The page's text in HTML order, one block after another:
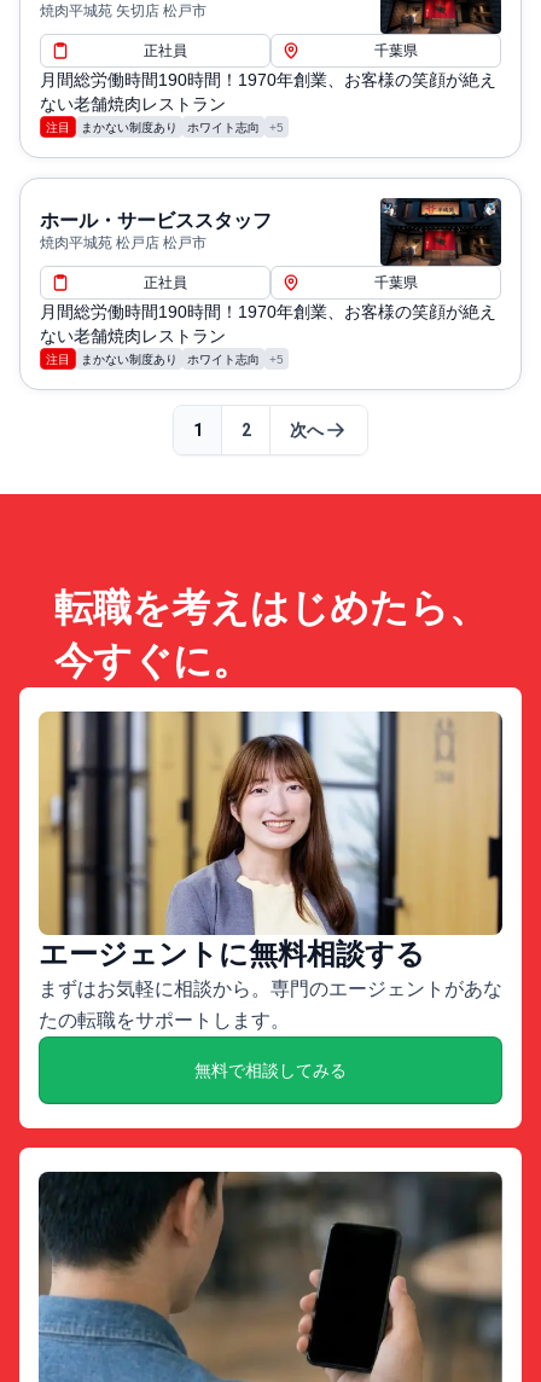
焼肉平城苑 矢切店 松戸市
正社員 千葉県
月間総労働時間190時間！1970年創業、お客様の笑顔が絶え
ない老舗焼肉レストラン
注目 まかない制度あり ホワイト志向 +5
ホール・サービススタッフ
焼肉平城苑 松戸店 松戸市
正社員 千葉県
月間総労働時間190時間！1970年創業、お客様の笑顔が絶え
ない老舗焼肉レストラン
注目 まかない制度あり ホワイト志向 +5
1 2 次へ
転職を考えはじめたら、
今すぐに。
エージェントに無料相談する
まずはお気軽に相談から。専門のエージェントがあな
たの転職をサポートします。
無料で相談してみる